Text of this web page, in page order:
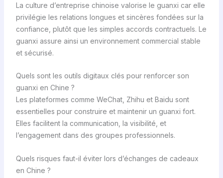
La culture d’entreprise chinoise valorise le guanxi car elle
privilégie les relations longues et sincères fondées sur la
confiance, plutôt que les simples accords contractuels. Le
guanxi assure ainsi un environnement commercial stable
et sécurisé.
Quels sont les outils digitaux clés pour renforcer son
guanxi en Chine ?
Les plateformes comme WeChat, Zhihu et Baidu sont
essentielles pour construire et maintenir un guanxi fort.
Elles facilitent la communication, la visibilité, et
l’engagement dans des groupes professionnels.
Quels risques faut-il éviter lors d’échanges de cadeaux
en Chine ?